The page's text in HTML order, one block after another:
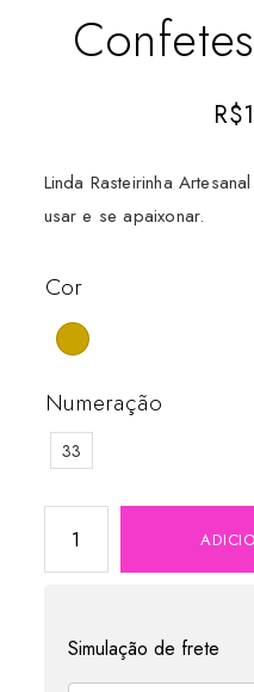
R$
Linda Rasteirinha
usar e se apaixonar.
Cor
Numeração
33
Simulação de frete